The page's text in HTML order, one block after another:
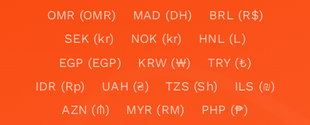
OMR (OMR)
MAD (DH)
BRL (R$)
SEK (kr)
NOK (kr)
HNL (L)
EGP (EGP)
KRW (₩)
TRY (₺)
IDR (Rp)
UAH (₴) TZS (Sh)
ILS (₪)
AZN (₼)
MYR (RM)
PHP (₱)